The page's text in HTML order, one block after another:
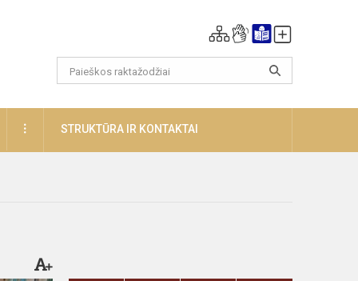
DAUGIAUSTRUKTŪRA IR KONTAKTAI